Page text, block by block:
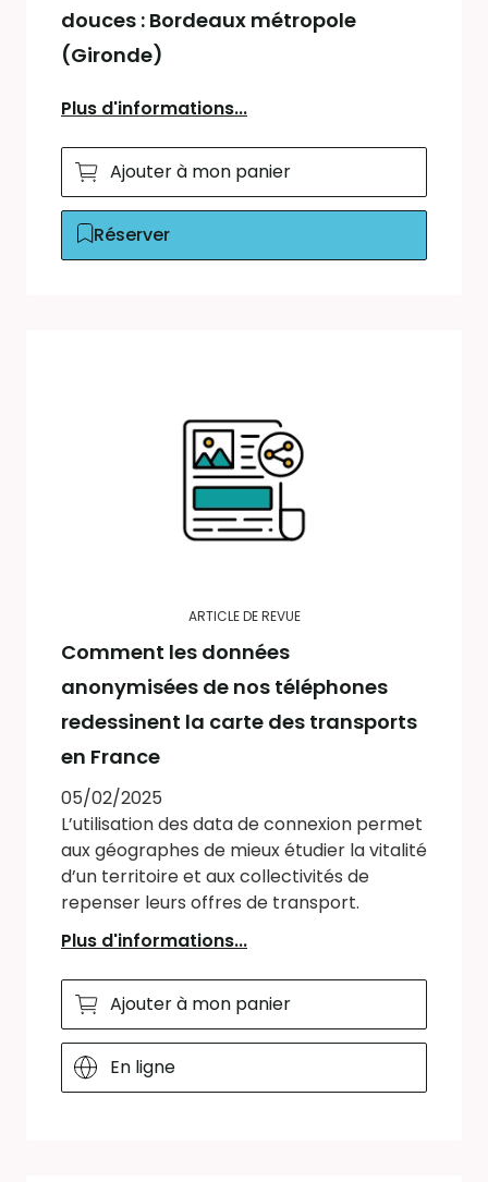
douces : Bordeaux métropole
(Gironde)
Plus d'informations...
Ajouter à mon panier
Réserver
ARTICLE DE REVUE
Comment les données
anonymisées de nos téléphones
redessinent la carte des transports
en France
05/02/2025
L’utilisation des data de connexion permet
aux géographes de mieux étudier la vitalité
d’un territoire et aux collectivités de
repenser leurs offres de transport.
Plus d'informations...
Ajouter à mon panier
En ligne